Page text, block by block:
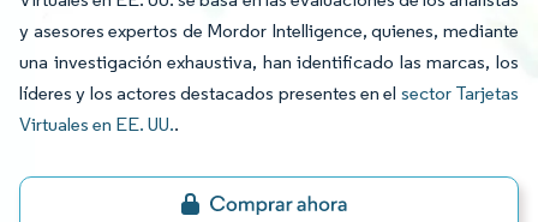
y asesores expertos de Mordor Intelligence, quienes, mediante
una investigación exhaustiva, han identificado las marcas, los
líderes y los actores destacados presentes en el sector Tarjetas
Virtuales en EE. UU..